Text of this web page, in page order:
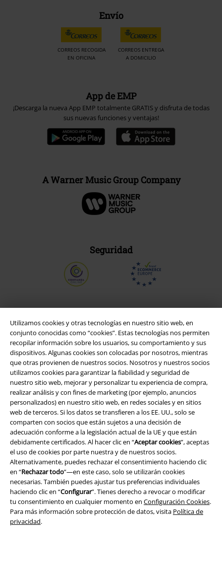
Utilizamos cookies y otras tecnologías en nuestro sitio web, en
conjunto conocidas como “cookies”. Estas tecnologías nos permiten
recopilar información sobre los usuarios, su comportamiento y sus
dispositivos. Algunas cookies son colocadas por nosotros, mientras
que otras provienen de nuestros socios. Nosotros y nuestros socios
utilizamos cookies para garantizar la fiabilidad y seguridad de
nuestro sitio web, mejorar y personalizar tu experiencia de compra,
realizar análisis y con fines de marketing (por ejemplo, anuncios
personalizados) en nuestro sitio web, en redes sociales y en sitios
web de terceros. Si los datos se transfieren a los EE. UU., solo se
comparten con socios que están sujetos a una decisión de
adecuación conforme a la legislación actual de la UE y que están
debidamente certificados. Al hacer clic en “Aceptar cookies”, aceptas
el uso de cookies por parte nuestra y de nuestros socios.
Alternativamente, puedes rechazar el consentimiento haciendo clic
en “Rechazar todo”—en este caso, solo se utilizarán cookies
necesarias. También puedes ajustar tus preferencias individuales
haciendo clic en “Configurar”. Tienes derecho a revocar o modificar
tu consentimiento en cualquier momento en Configuración Cookies.
Para más información sobre protección de datos, visita Política de
privacidad.
Envío
CORREOS RECOGIDA
EN OFICINA
CORREOS ENTREGA
A DOMICILIO
App de EMP
¡Descarga la nueva App EMP totalmente GRATIS y disfruta de todas
sus nuevas funciones y ventajas!
A Warner Music Group Company
Seguridad
Legal
Términos y Condiciones
Aviso Legal
Ley protección de datos
Eliminación de residuos y protección del medioambiente
Declaración de Conformidad
Información sobre accesibilidad